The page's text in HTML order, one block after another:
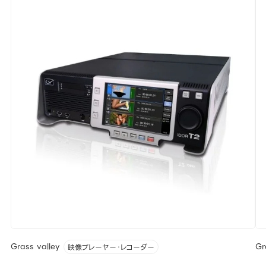
Grass valley 映像プレーヤー・レコーダー